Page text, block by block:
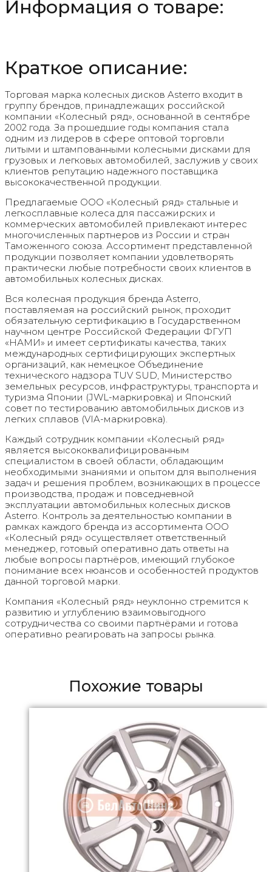
Информация о товаре:
Краткое описание:
Торговая марка колесных дисков Asterro входит в
группу брендов, принадлежащих российской
компании «Колесный ряд», основанной в сентябре
2002 года. За прошедшие годы компания стала
одним из лидеров в сфере оптовой торговли
литыми и штампованными колесными дисками для
грузовых и легковых автомобилей, заслужив у своих
клиентов репутацию надежного поставщика
высококачественной продукции.
Предлагаемые ООО «Колесный ряд» стальные и
легкосплавные колеса для пассажирских и
коммерческих автомобилей привлекают интерес
многочисленных партнеров из России и стран
Таможенного союза. Ассортимент представленной
продукции позволяет компании удовлетворять
практически любые потребности своих клиентов в
автомобильных колесных дисках.
Вся колесная продукция бренда Asterro,
поставляемая на российский рынок, проходит
обязательную сертификацию в Государственном
научном центре Российской Федерации ФГУП
«НАМИ» и имеет сертификаты качества, таких
международных сертифицирующих экспертных
организаций, как немецкое Объединение
технического надзора TUV SUD, Министерство
земельных ресурсов, инфраструктуры, транспорта и
туризма Японии (JWL-маркировка) и Японский
совет по тестированию автомобильных дисков из
легких сплавов (VIA-маркировка).
Каждый сотрудник компании «Колесный ряд»
является высококвалифицированным
специалистом в своей области, обладающим
необходимыми знаниями и опытом для выполнения
задач и решения проблем, возникающих в процессе
производства, продаж и повседневной
эксплуатации автомобильных колесных дисков
Asterro. Контроль за деятельностью компании в
рамках каждого бренда из ассортимента ООО
«Колесный ряд» осуществляет ответственный
менеджер, готовый оперативно дать ответы на
любые вопросы партнёров, имеющий глубокое
понимание всех нюансов и особенностей продуктов
данной торговой марки.
Компания «Колесный ряд» неуклонно стремится к
развитию и углублению взаимовыгодного
сотрудничества со своими партнёрами и готова
оперативно реагировать на запросы рынка.
Похожие товары